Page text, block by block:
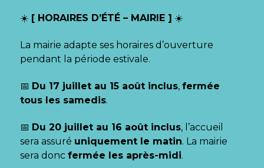
☀️ [ HORAIRES D’ÉTÉ – MAIRIE ] ☀️
La mairie adapte ses horaires d’ouverture
pendant la période estivale.
📅 Du 17 juillet au 15 août inclus, fermée
tous les samedis.
📅 Du 20 juillet au 16 août inclus, l’accueil
sera assuré uniquement le matin. La mairie
sera donc fermée les après-midi.